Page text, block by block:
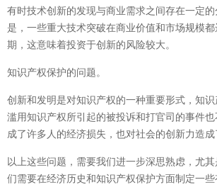
有时技术创新的发现与商业需求之间存在一定
是，一些重大技术突破在商业价值和市场规模
期，这意味着投资于创新的风险较大。
知识产权保护的问题。
创新和发明是对知识产权的一种重要形式，知
滥用知识产权所引起的被投诉和打官司的事件
成了许多人的经济损失，也对社会的创新力造成
以上这些问题，需要我们进一步深思熟虑，尤
们需要在经济历史和知识产权保护方面制定一些